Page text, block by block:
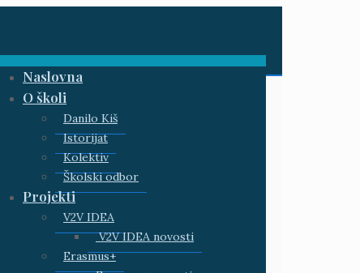
Naslovna
O školi
Danilo Kiš
Istorijat
Kolektiv
Školski odbor
Projekti
V2V IDEA
V2V IDEA novosti
Erasmus+